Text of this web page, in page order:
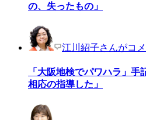
の、失ったもの」
江川紹子さんがコ
「大阪地検でパワハラ」
相応の指導した」